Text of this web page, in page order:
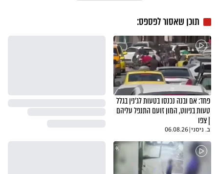
תוכן שאסור לפספס:
פחד: אם ובנה נכנסו בטעות לג'נין בגלל
טעות בניווט, המון זועם התנפל עליהם
| צפו
ב. ניסני|
06.08.26